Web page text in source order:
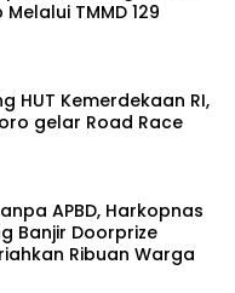
TMMD 129
HUT Kemerdekaan RI,
gelar Road Race
APBD, Harkopnas
Banjir Doorprize
Ribuan Warga